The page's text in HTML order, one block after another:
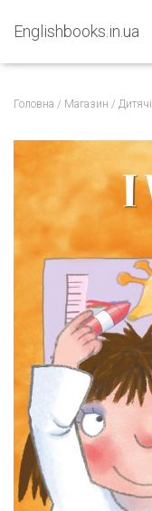
Englishbooks.in.ua
Головна / Магазин /